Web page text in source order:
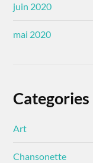
juin 2020
mai 2020
Categories
Art
Chansonette